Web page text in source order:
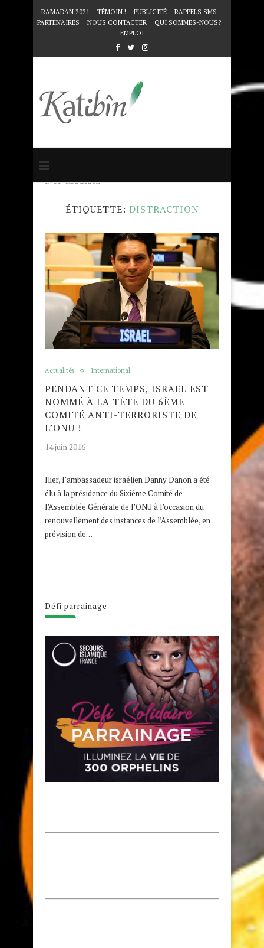
RAMADAN 2021 TÉMOIN ! PUBLICITÉ
RAPPELS SMS
PARTENAIRES
NOUS CONTACTER
QUI SOMMES-NOUS?
EMPLOI
Accueil
avec "distraction"
ÉTIQUETTE: DISTRACTION
Actualités International
PENDANT CE TEMPS, ISRAËL EST
NOMMÉ À LA TÊTE DU 6ÈME
COMITÉ ANTI-TERRORISTE DE
L’ONU !
14 juin 2016
Hier, l’ambassadeur israélien Danny Danon a été
élu à la présidence du Sixième Comité de
l’Assemblée Générale de l’ONU à l’occasion du
renouvellement des instances de l’Assemblée, en
prévision de…
Défi parrainage